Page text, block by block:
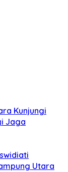
Kunjungi
Jaga
Utara